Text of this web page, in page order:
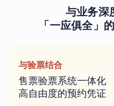
与业务深
「一应俱全」
与验票结合
售票验票系统一体化
高自由度的预约凭证